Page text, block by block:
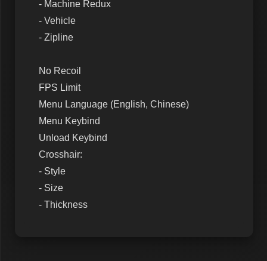
- Machine Redux
- Vehicle
- Zipline
No Recoil
FPS Limit
Menu Language (English, Chinese)
Menu Keybind
Unload Keybind
Crosshair:
- Style
- Size
- Thickness